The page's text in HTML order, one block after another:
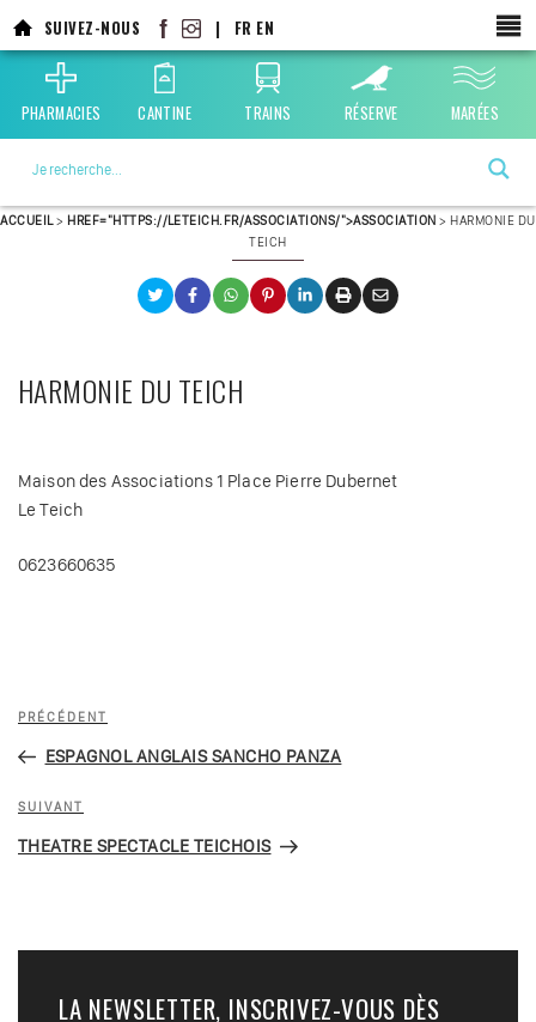
au
contenu
principal
SUIVEZ-NOUS | FR EN
PHARMACIES CANTINE TRAINS RÉSERVE MARÉES
ACCUEIL> HREF="HTTPS://LETEICH.FR/ASSOCIATIONS/">ASSOCIATION > HARMONIE DU
TEICH
HARMONIE DU TEICH
Maison des Associations 1 Place Pierre Dubernet
Le Teich
0623660635
Navigation
l’article
Article
précédent
PRÉCÉDENT
ESPAGNOL ANGLAIS SANCHO PANZA
Article
suivant
SUIVANT
THEATRE SPECTACLE TEICHOIS
LA NEWSLETTER, INSCRIVEZ-VOUS DÈS